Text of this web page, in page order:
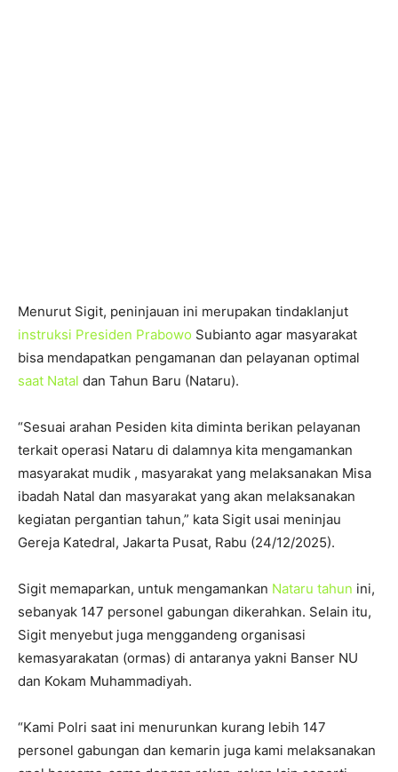
Menurut Sigit, peninjauan ini merupakan tindaklanjut
instruksi Presiden Prabowo Subianto agar masyarakat
bisa mendapatkan pengamanan dan pelayanan optimal
saat Natal dan Tahun Baru (Nataru).
“Sesuai arahan Pesiden kita diminta berikan pelayanan
terkait operasi Nataru di dalamnya kita mengamankan
masyarakat mudik , masyarakat yang melaksanakan Misa
ibadah Natal dan masyarakat yang akan melaksanakan
kegiatan pergantian tahun,” kata Sigit usai meninjau
Gereja Katedral, Jakarta Pusat, Rabu (24/12/2025).
Sigit memaparkan, untuk mengamankan Nataru tahun ini,
sebanyak 147 personel gabungan dikerahkan. Selain itu,
Sigit menyebut juga menggandeng organisasi
kemasyarakatan (ormas) di antaranya yakni Banser NU
dan Kokam Muhammadiyah.
“Kami Polri saat ini menurunkan kurang lebih 147
personel gabungan dan kemarin juga kami melaksanakan